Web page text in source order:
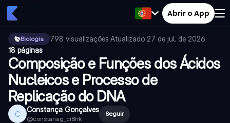
Abrir o App
Biologia 798 visualizações·Atualizado 27 de jul. de 2026·
18 páginas
Composição e Funções dos Ácidos
Nucleicos e Processo de
Replicação do DNA
C Constança Gonçalves
@constanag_ci8nk
Seguir